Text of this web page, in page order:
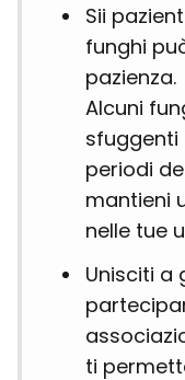
Sii
funghi
pazienza.
Alcuni
sfuggenti
periodi
mantieni
nelle tue
Unisciti a
ti